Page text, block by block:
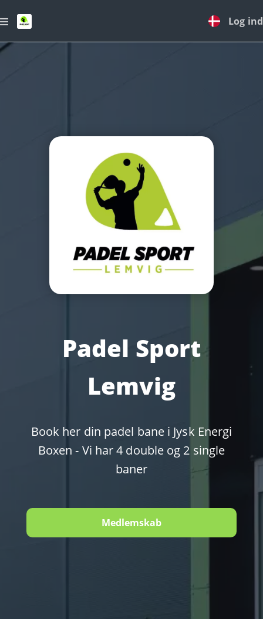
Log ind
Padel Sport
Lemvig
Book her din padel bane i Jysk Energi
Boxen - Vi har 4 double og 2 single
baner
Medlemskab